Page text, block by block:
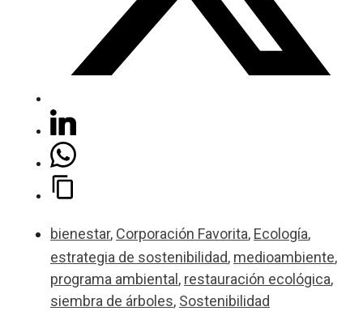
bienestar, Corporación Favorita, Ecología,
estrategia de sostenibilidad, medioambiente,
programa ambiental , restauración ecológica,
siembra de árboles, Sostenibilidad